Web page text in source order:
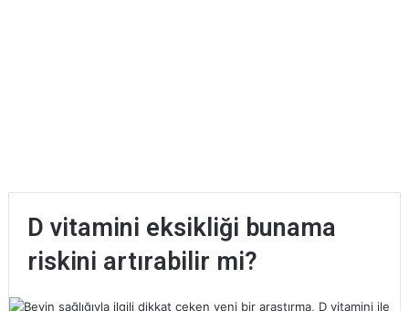
D vitamini eksikliği bunama
riskini artırabilir mi?